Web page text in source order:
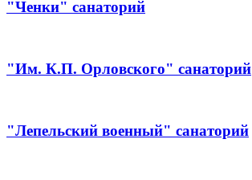
"Ченки" санаторий
"Им. К.П. Орловского" санаторий
"Лепельский военный" санаторий